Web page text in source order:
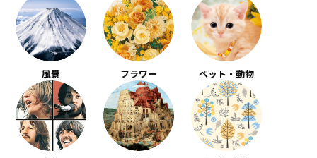
風景 フラワー ペット・動物